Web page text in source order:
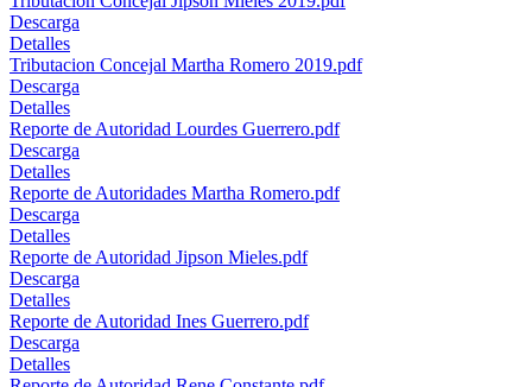
Descarga
Detalles
Tributacion Concejal Martha Romero 2019.pdf
Descarga
Detalles
Reporte de Autoridad Lourdes Guerrero.pdf
Descarga
Detalles
Reporte de Autoridades Martha Romero.pdf
Descarga
Detalles
Reporte de Autoridad Jipson Mieles.pdf
Descarga
Detalles
Reporte de Autoridad Ines Guerrero.pdf
Descarga
Detalles